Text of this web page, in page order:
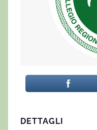
DETTAGLI